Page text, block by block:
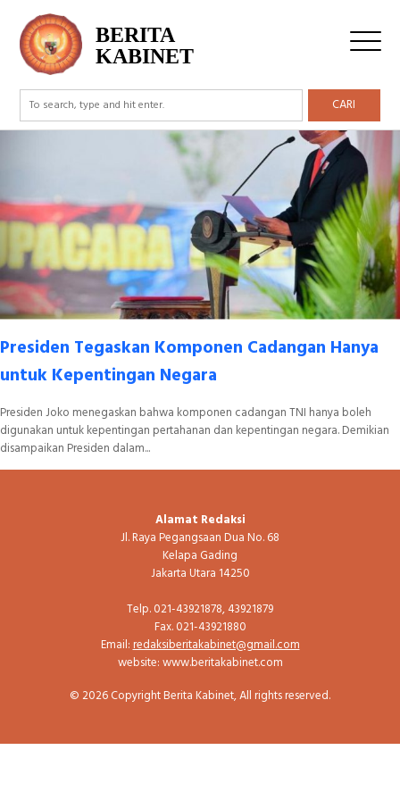
BERITA
KABINET
CARI
Tag Archive: Komponen Cadangan
Presiden Tegaskan Komponen Cadangan Hanya
untuk Kepentingan Negara
Presiden Joko menegaskan bahwa komponen cadangan TNI hanya boleh
digunakan untuk kepentingan pertahanan dan kepentingan negara. Demikian
disampaikan Presiden dalam...
Alamat Redaksi
Jl. Raya Pegangsaan Dua No. 68
Kelapa Gading
Jakarta Utara 14250
Telp. 021-43921878, 43921879
Fax. 021-43921880
Email:redaksiberitakabinet@gmail.com
website: www.beritakabinet.com
© 2026 Copyright Berita Kabinet, All rights reserved.